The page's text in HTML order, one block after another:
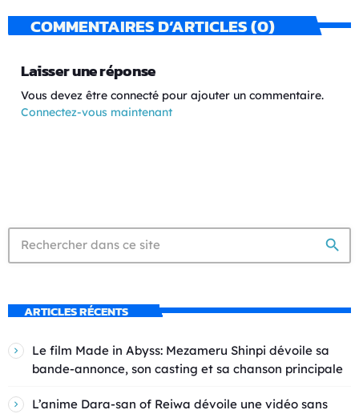
COMMENTAIRES D’ARTICLES (0)
Laisser une réponse
Vous devez être connecté pour ajouter un commentaire.
Connectez-vous maintenant
search
ARTICLES RÉCENTS
Le film Made in Abyss: Mezameru Shinpi dévoile sa
bande-annonce, son casting et sa chanson principale
L’anime Dara-san of Reiwa dévoile une vidéo sans